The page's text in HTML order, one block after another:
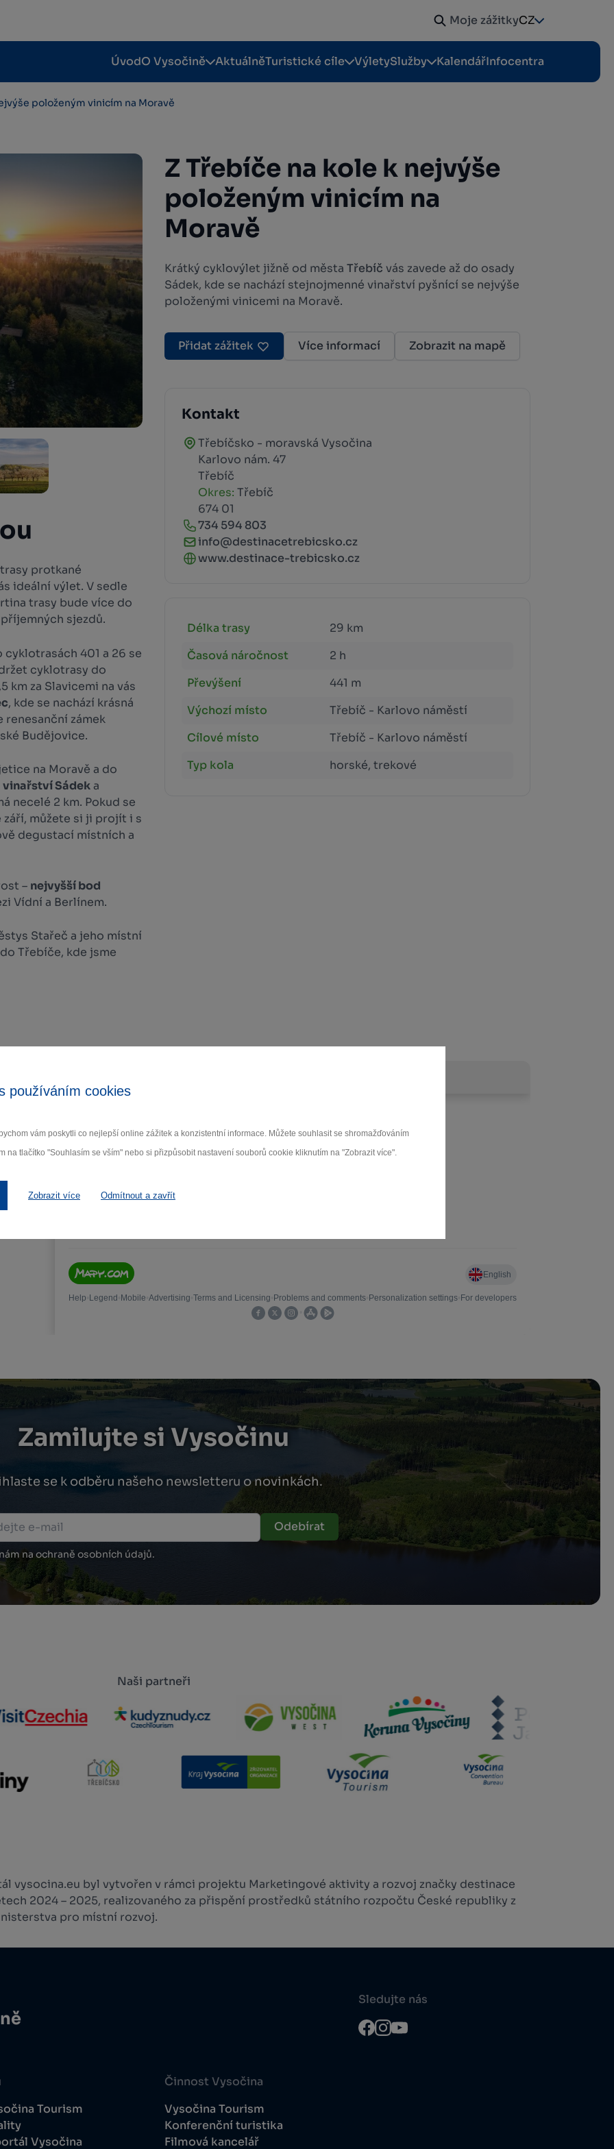
používáním cookies
vám poskytli co nejlepší online zážitek a konzistentní informace. Můžete souhlasit se shromažďováním
na tlačítko "Souhlasím se vším" nebo si přizpůsobit nastavení souborů cookie kliknutím na "Zobrazit více".
Zobrazit více Odmítnout a zavřít
Moje zážitkyCZ
ÚvodO Vysočině AktuálněTuristické cíle VýletySlužby KalendářInfocentra
položeným vinicím na Moravě
Z Třebíče na kole k nejvýše
položeným vinicím na
Moravě
Krátký cyklovýlet jižně od města Třebíč vás zavede až do osady
Sádek, kde se nachází stejnojmenné vinařství pyšnící se nejvýše
položenými vinicemi na Moravě.
Přidat zážitek Více informací Zobrazit na mapě
Kontakt
Třebíčsko - moravská Vysočina
Karlovo nám. 47
Třebíč
Okres: Třebíč
674 01
734 594 803
info@destinacetrebicsko.cz
www.destinace-trebicsko.cz
Délka trasy
29 km
Časová náročnost
2 h
Převýšení
441 m
Výchozí místo
Třebíč - Karlovo náměstí
Cílové místo
Třebíč - Karlovo náměstí
Typ kola
horské, trekové
protkané
ideální výlet. V sedle
trasy bude více do
sjezdů.
401 a 26 se
cyklotrasy do
km za Slavicemi na vás
, kde se nachází krásná
renesanční zámek
Budějovice.
na Moravě a do
vinařství Sádek a
necelé 2 km. Pokud se
září, můžete si ji projít i s
degustací místních a
– nejvyšší bod
Vídní a Berlínem.
Stařeč a jeho místní
Třebíče, kde jsme
Zamilujte si Vysočinu
se k odběru našeho newsletteru o novinkách.
na ochraně osobních údajů.
Odebírat
Naši partneři
vysocina.eu byl vytvořen v rámci projektu Marketingové aktivity a rozvoj značky destinace
2024 – 2025, realizovaného za přispění prostředků státního rozpočtu České republiky z
pro místní rozvoj.
Tourism
Vysočina
Činnost Vysočina
Vysočina Tourism
Konferenční turistika
Filmová kancelář
Sledujte nás